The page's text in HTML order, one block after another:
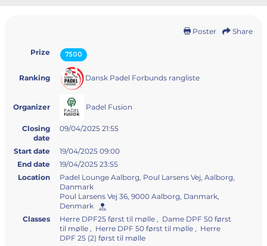
Poster Share
Prize 7500
Ranking Dansk Padel Forbunds rangliste
Organizer Padel Fusion
Closing
date
09/04/2025 21:55
Start date
19/04/2025 09:00
End date
19/04/2025 23:55
Location
Padel Lounge Aalborg, Poul Larsens Vej, Aalborg,
Danmark
Poul Larsens Vej 36, 9000 Aalborg, Danmark,
Denmark
Classes
Herre DPF25 først til mølle , Dame DPF 50 først
til mølle , Herre DPF 50 først til mølle , Herre
DPF 25 (2) først til mølle